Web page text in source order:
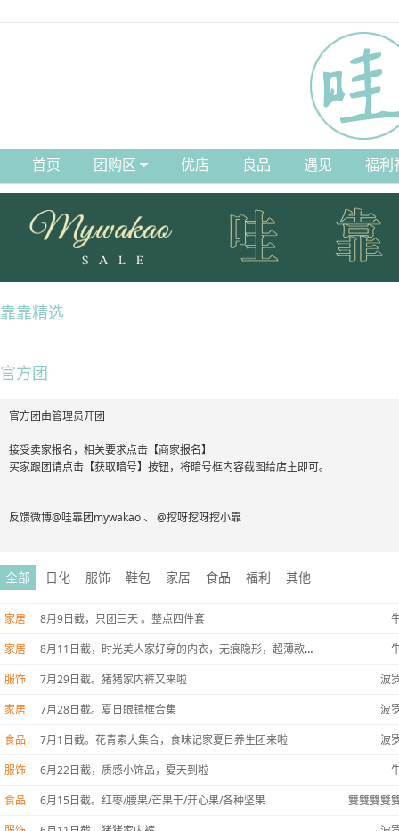
首页 团购区 优店 良品 遇见 福利
靠靠精选
官方团
官方团由管理员开团
接受卖家报名，相关要求点击【商家报名】
买家跟团请点击【获取暗号】按钮，将暗号框内容截图给店主即可。
反馈微博@哇靠团mywakao 、 @挖呀挖呀挖小靠
全部 日化 服饰 鞋包 家居 食品 福利 其他
家居 8月9日截，只团三天 。整点四件套
家居
8月11日截，时光美人家好穿的内衣，无痕隐形，超薄款，蕾丝款
服饰
7月29日截。猪猪家内裤又来啦
波
家居
7月28日截。夏日眼镜框合集
波
食品
7月1日截。花青素大集合，食味记家夏日养生团来啦
波
服饰
6月22日截，质感小饰品，夏天到啦
食品
6月15日截。红枣/腰果/芒果干/开心果/各种坚果
雙雙雙雙